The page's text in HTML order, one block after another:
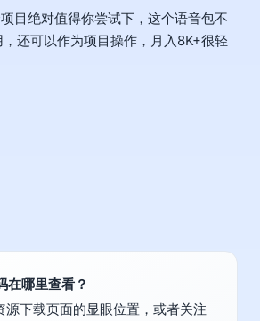
目绝对值得你尝试下，这个语音包不
还可以作为项目操作，月入8K+很轻
在哪里查看？
源下载页面的显眼位置，或者关注